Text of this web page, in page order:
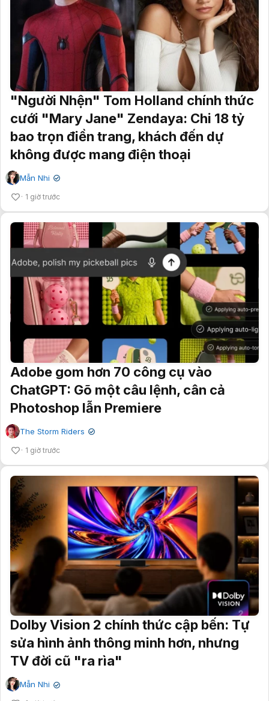
"Người Nhện" Tom Holland chính thức
cưới "Mary Jane" Zendaya: Chi 18 tỷ
bao trọn điền trang, khách đến dự
không được mang điện thoại
Mẫn Nhi ✔
1 giờ trước
Adobe gom hơn 70 công cụ vào
ChatGPT: Gõ một câu lệnh, cân cả
Photoshop lẫn Premiere
The Storm Riders ✔
1 giờ trước
Dolby Vision 2 chính thức cập bến: Tự
sửa hình ảnh thông minh hơn, nhưng
TV đời cũ "ra rìa"
Mẫn Nhi ✔